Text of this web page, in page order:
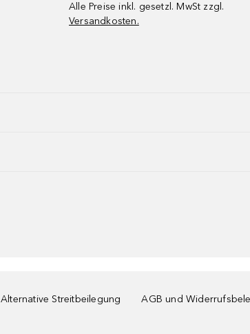
Alle Preise inkl. gesetzl. MwSt zzgl.
Versandkosten.
Alternative Streitbeilegung
AGB und